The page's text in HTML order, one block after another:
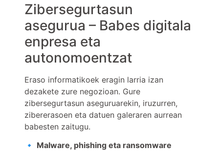
Zibersegurtasun
asegurua – Babes digitala
enpresa eta
autonomoentzat
Eraso informatikoek eragin larria izan
dezakete zure negozioan. Gure
zibersegurtasun aseguruarekin, iruzurren,
zibererasoen eta datuen galeraren aurrean
babesten zaitugu.
🔹 Malware, phishing eta ransomware